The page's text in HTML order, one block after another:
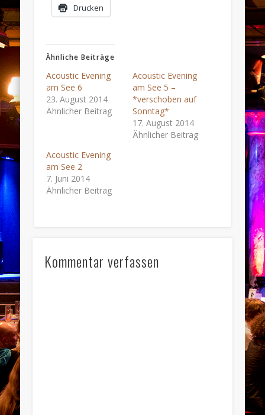
Drucken
Ähnliche Beiträge
Acoustic Evening
am See 6
23. August 2014
Ähnlicher Beitrag
Acoustic Evening
am See 5 –
*verschoben auf
Sonntag*
17. August 2014
Ähnlicher Beitrag
Acoustic Evening
am See 2
7. Juni 2014
Ähnlicher Beitrag
Kommentar verfassen